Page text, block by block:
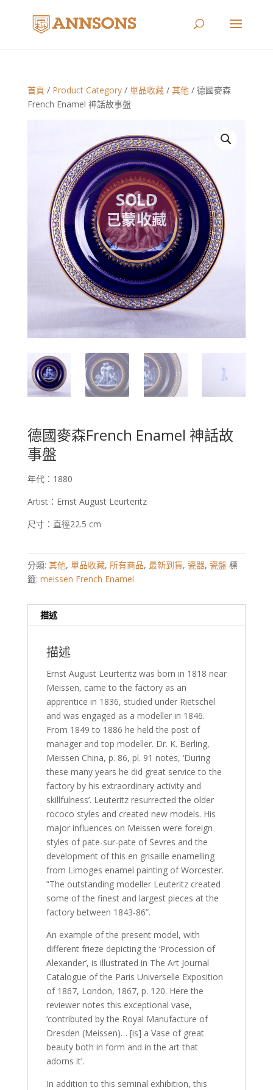
首頁 / Product Category/ 單品收藏/ 其他/ 德國麥森
French Enamel 神話故事盤
德國麥森French Enamel 神話故
事盤
年代：1880
Artist：Ernst August Leurteritz
尺寸：直徑22.5 cm
分類: 其他, 單品收藏, 所有商品, 最新到貨, 瓷器, 瓷盤 標
籤: meissen French Enamel
描述
描述
Ernst August Leurteritz was born in 1818 near
Meissen, came to the factory as an
apprentice in 1836, studied under Rietschel
and was engaged as a modeller in 1846.
From 1849 to 1886 he held the post of
manager and top modeller. Dr. K. Berling,
Meissen China, p. 86, pl. 91 notes, ‘During
these many years he did great service to the
factory by his extraordinary activity and
skillfulness’. Leuteritz resurrected the older
rococo styles and created new models. His
major influences on Meissen were foreign
styles of pate-sur-pate of Sevres and the
development of this en grisaille enamelling
from Limoges enamel painting of Worcester.
”The outstanding modeller Leuteritz created
some of the finest and largest pieces at the
factory between 1843-86”.
An example of the present model, with
different frieze depicting the ‘Procession of
Alexander’, is illustrated in The Art Journal
Catalogue of the Paris Universelle Exposition
of 1867, London, 1867, p. 120. Here the
reviewer notes this exceptional vase,
‘contributed by the Royal Manufacture of
Dresden (Meissen)… [is] a Vase of great
beauty both in form and in the art that
adorns it’.
In addition to this seminal exhibition, this